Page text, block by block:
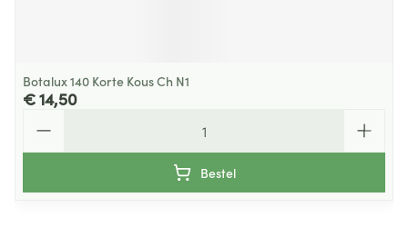
Botalux 140 Korte Kous Ch N1
€ 14,50
Bestel